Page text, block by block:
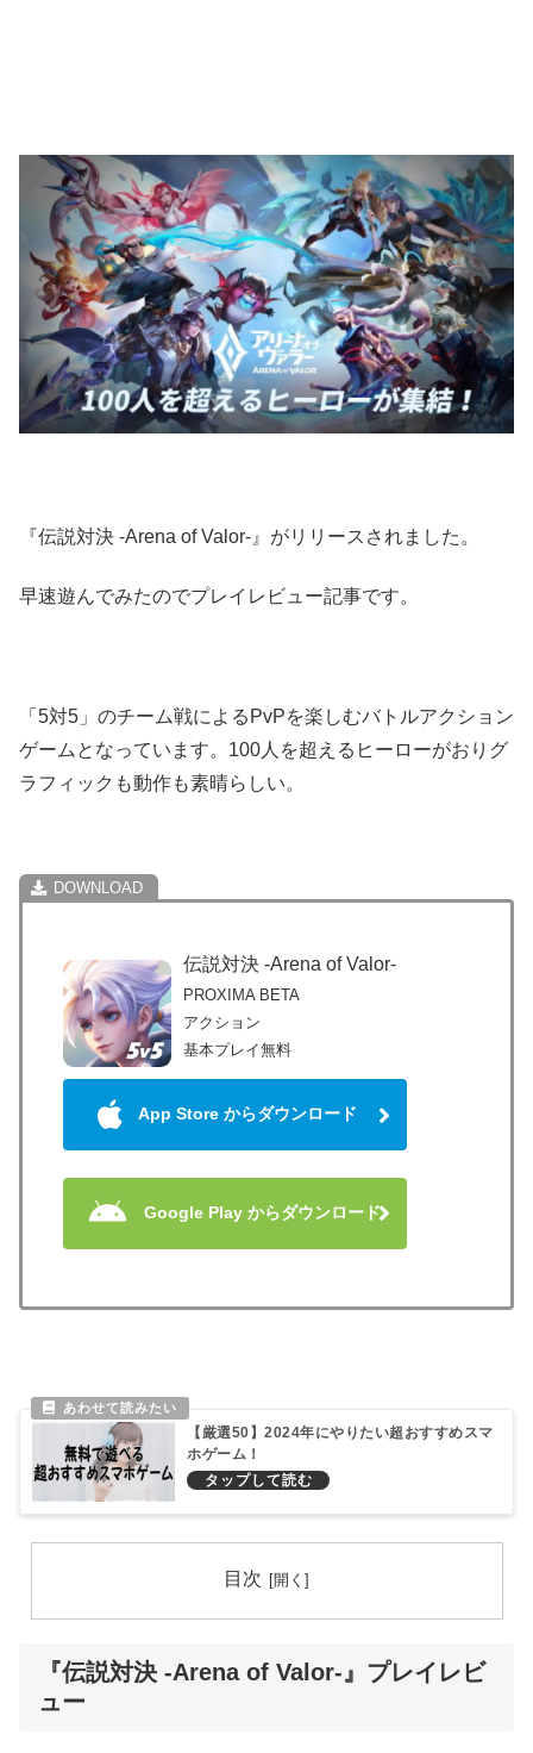
『伝説対決 -Arena of Valor-』がリリースされました。
早速遊んでみたのでプレイレビュー記事です。
「5対5」のチーム戦によるPvPを楽しむバトルアクション
ゲームとなっています。100人を超えるヒーローがおりグ
ラフィックも動作も素晴らしい。
伝説対決 -Arena of Valor-
PROXIMA BETA
アクション
基本プレイ無料
App Store からダウンロード
Google Play からダウンロード
【厳選50】2024年にやりたい超おすすめスマ
ホゲーム！
目次
『伝説対決 -Arena of Valor-』プレイレビ
ュー